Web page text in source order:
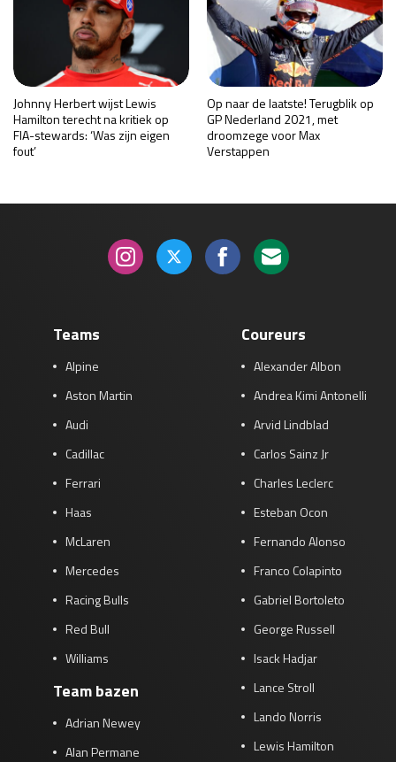
Johnny Herbert wijst Lewis
Hamilton terecht na kritiek op
FIA-stewards: ‘Was zijn eigen
fout’
Op naar de laatste! Terugblik op
GP Nederland 2021, met
droomzege voor Max
Verstappen
Teams
Alpine
Aston Martin
Audi
Cadillac
Ferrari
Haas
McLaren
Mercedes
Racing Bulls
Red Bull
Williams
Team bazen
Adrian Newey
Alan Permane
Coureurs
Alexander Albon
Andrea Kimi Antonelli
Arvid Lindblad
Carlos Sainz Jr
Charles Leclerc
Esteban Ocon
Fernando Alonso
Franco Colapinto
Gabriel Bortoleto
George Russell
Isack Hadjar
Lance Stroll
Lando Norris
Lewis Hamilton